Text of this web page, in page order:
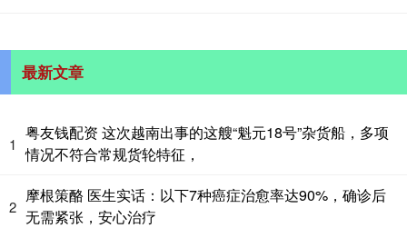
最新文章
1
粤友钱配资 这次越南出事的这艘“魁元18号”杂货船，多项
情况不符合常规货轮特征，
2
摩根策酪 医生实话：以下7种癌症治愈率达90%，确诊后
无需紧张，安心治疗